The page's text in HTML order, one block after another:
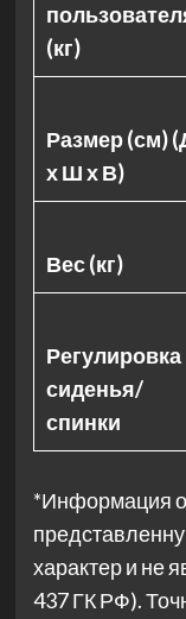
(кг)
Размер (см)
х Ш х В)
Вес (кг)
Регулировка
сиденья/
спинки
*Информация о
характер и не
437 ГК РФ).